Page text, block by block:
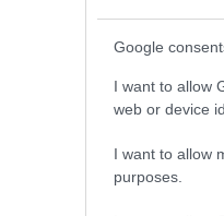
Google
I want to allow
web or device
I want to allow
purposes.